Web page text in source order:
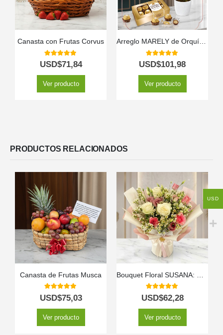
Canasta con Frutas Corvus
5.00out of 5
USD$71,84
Ver producto
Arreglo MARELY de Orquídea Phalaenopsis y Chocolates para Regalar 🤍
5.00out of 5
USD$101,98
Ver producto
PRODUCTOS RELACIONADOS
Canasta de Frutas Musca
5.00 out of 5
USD$75,03
Ver producto
5.00 out of 5
USD$62,28
Ver producto
USD